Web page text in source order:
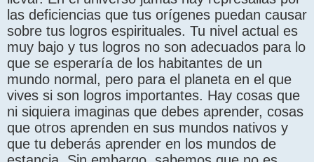
las deficiencias que tus orígenes puedan causar
sobre tus logros espirituales. Tu nivel actual es
muy bajo y tus logros no son adecuados para lo
que se esperaría de los habitantes de un
mundo normal, pero para el planeta en el que
vives si son logros importantes. Hay cosas que
ni siquiera imaginas que debes aprender, cosas
que otros aprenden en sus mundos nativos y
que tu deberás aprender en los mundos de